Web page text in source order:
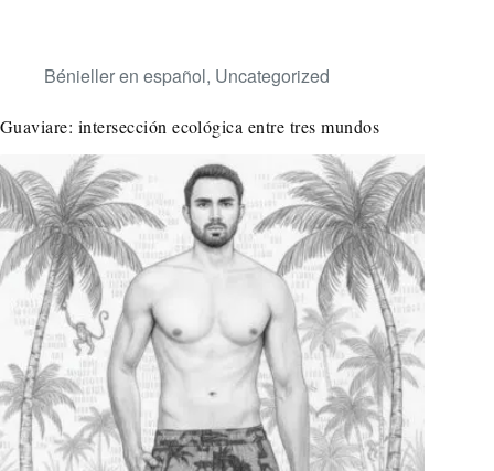
Bénieller en español, Uncategorized
Guaviare: intersección ecológica entre tres mundos